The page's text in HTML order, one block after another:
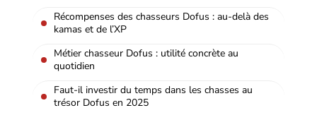
Récompenses des chasseurs Dofus : au-delà des
kamas et de l’XP
Métier chasseur Dofus : utilité concrète au
quotidien
Faut-il investir du temps dans les chasses au
trésor Dofus en 2025